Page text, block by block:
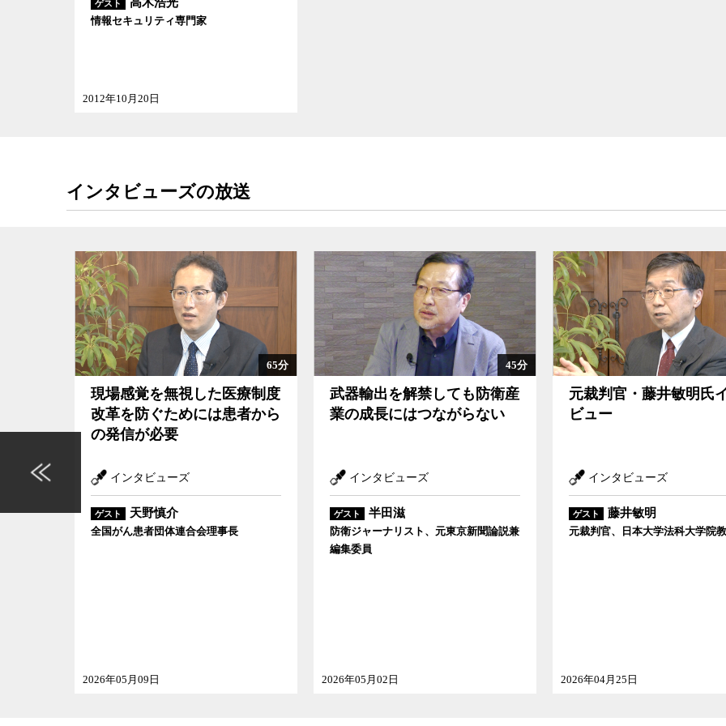
ゲスト
情報セキュリティ専門家
2012年10月20日
インタビューズの放送
65分
現場感覚を無視した医療制度
改革を防ぐためには患者から
の発信が必要
インタビューズ
ゲスト 天野慎介
全国がん患者団体連合会理事長
2026年05月09日
45分
武器輸出を解禁しても防衛産
業の成長にはつながらない
インタビューズ
ゲスト 半田滋
防衛ジャーナリスト、元東京新聞論説兼
編集委員
2026年05月02日
元裁判官・藤井敏明氏
ビュー
インタビューズ
ゲスト 藤井敏明
元裁判官、日本大学法科大学院
2026年04月25日